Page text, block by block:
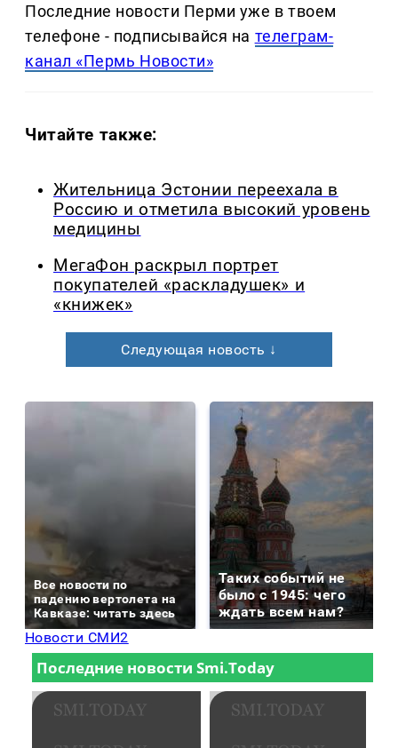
Последние новости Перми уже в твоем
телефоне - подписывайся на телеграм-
канал «Пермь Новости»
Читайте также:
Жительница Эстонии переехала в
Россию и отметила высокий уровень
медицины
МегаФон раскрыл портрет
покупателей «раскладушек» и
«книжек»
Следующая новость ↓
Все новости по
падению вертолета на
Кавказе: читать здесь
Таких событий не
было с 1945: чего
ждать всем нам?
Новости СМИ2